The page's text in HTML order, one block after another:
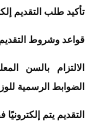
تأكيد طلب التقديم
قواعد وشروط
الالتزام بالسن
الضوابط الرسمية
التقديم يتم